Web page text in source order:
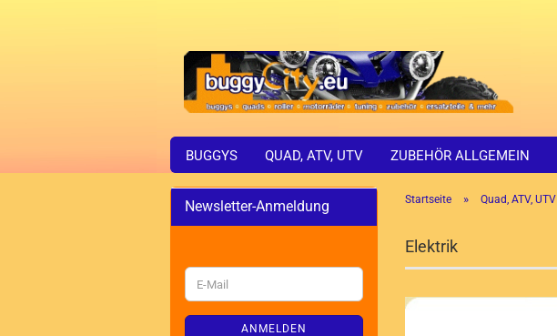
BUGGYS QUAD, ATV, UTV ZUBEHÖR ALLGEMEIN
Startseite » Quad, ATV, UTV
Elektrik
Newsletter-Anmeldung
WEITER
ZUR
ANMELDUNG
E-
Mail
ANMELDEN